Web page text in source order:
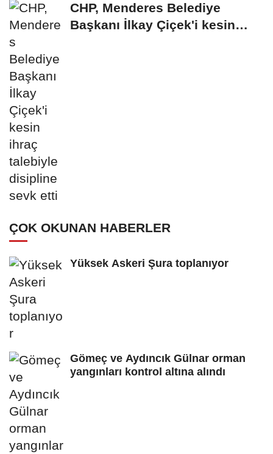
CHP, Menderes Belediye
Başkanı İlkay Çiçek'i kesin
ÇOK OKUNAN HABERLER
Yüksek Askeri Şura toplanıyor
Gömeç ve Aydıncık Gülnar orman
yangınları kontrol altına alındı